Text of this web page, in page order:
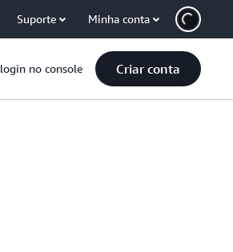
Suporte Minha conta
login no console Criar conta